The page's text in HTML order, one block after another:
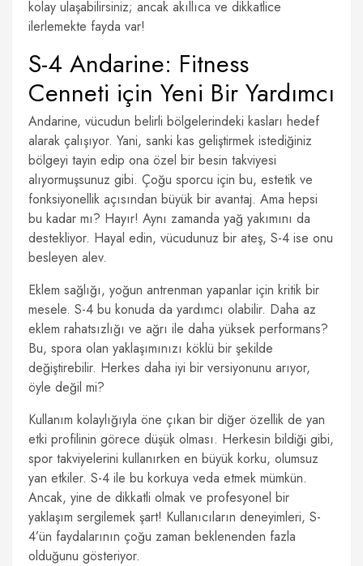
kolay ulaşabilirsiniz; ancak akıllıca ve dikkatlice
ilerlemekte fayda var!
S-4 Andarine: Fitness
Cenneti için Yeni Bir Yardımcı
Andarine, vücudun belirli bölgelerindeki kasları hedef
alarak çalışıyor. Yani, sanki kas geliştirmek istediğiniz
bölgeyi tayin edip ona özel bir besin takviyesi
alıyormuşsunuz gibi. Çoğu sporcu için bu, estetik ve
fonksiyonellik açısından büyük bir avantaj. Ama hepsi
bu kadar mı? Hayır! Aynı zamanda yağ yakımını da
destekliyor. Hayal edin, vücudunuz bir ateş, S-4 ise onu
besleyen alev.
Eklem sağlığı, yoğun antrenman yapanlar için kritik bir
mesele. S-4 bu konuda da yardımcı olabilir. Daha az
eklem rahatsızlığı ve ağrı ile daha yüksek performans?
Bu, spora olan yaklaşımınızı köklü bir şekilde
değiştirebilir. Herkes daha iyi bir versiyonunu arıyor,
öyle değil mi?
Kullanım kolaylığıyla öne çıkan bir diğer özellik de yan
etki profilinin görece düşük olması. Herkesin bildiği gibi,
spor takviyelerini kullanırken en büyük korku, olumsuz
yan etkiler. S-4 ile bu korkuya veda etmek mümkün.
Ancak, yine de dikkatli olmak ve profesyonel bir
yaklaşım sergilemek şart! Kullanıcıların deneyimleri, S-
4’ün faydalarının çoğu zaman beklenenden fazla
olduğunu gösteriyor.